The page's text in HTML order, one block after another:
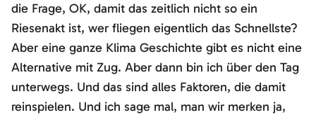
die Frage, OK, damit das zeitlich nicht so ein
Riesenakt ist, wer fliegen eigentlich das Schnellste?
Aber eine ganze Klima Geschichte gibt es nicht eine
Alternative mit Zug. Aber dann bin ich über den Tag
unterwegs. Und das sind alles Faktoren, die damit
reinspielen. Und ich sage mal, man wir merken ja,